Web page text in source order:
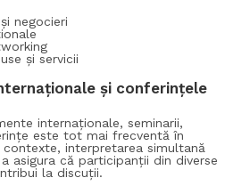
negocieri
și servicii
și conferințele
internaționale, seminarii,
este tot mai frecventă în
interpretarea simultană
asigura că participanții din diverse
la discuții.